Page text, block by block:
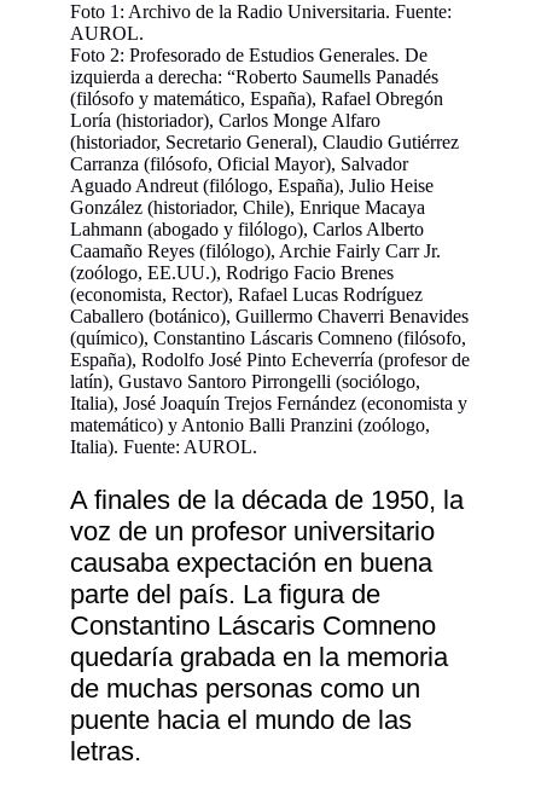
Foto 1: Archivo de la Radio Universitaria. Fuente:
AUROL.
Foto 2: Profesorado de Estudios Generales. De
izquierda a derecha: “Roberto Saumells Panadés
(filósofo y matemático, España), Rafael Obregón
Loría (historiador), Carlos Monge Alfaro
(historiador, Secretario General), Claudio Gutiérrez
Carranza (filósofo, Oficial Mayor), Salvador
Aguado Andreut (filólogo, España), Julio Heise
González (historiador, Chile), Enrique Macaya
Lahmann (abogado y filólogo), Carlos Alberto
Caamaño Reyes (filólogo), Archie Fairly Carr Jr.
(zoólogo, EE.UU.), Rodrigo Facio Brenes
(economista, Rector), Rafael Lucas Rodríguez
Caballero (botánico), Guillermo Chaverri Benavides
(químico), Constantino Láscaris Comneno (filósofo,
España), Rodolfo José Pinto Echeverría (profesor de
latín), Gustavo Santoro Pirrongelli (sociólogo,
Italia), José Joaquín Trejos Fernández (economista y
matemático) y Antonio Balli Pranzini (zoólogo,
Italia). Fuente: AUROL.
A finales de la década de 1950, la
voz de un profesor universitario
causaba expectación en buena
parte del país. La figura de
Constantino Láscaris Comneno
quedaría grabada en la memoria
de muchas personas como un
puente hacia el mundo de las
letras.